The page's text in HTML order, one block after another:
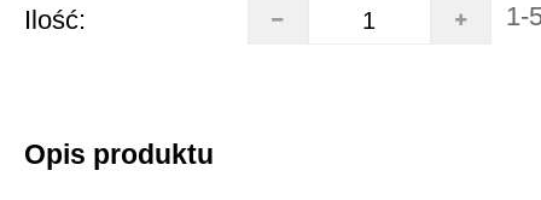
Ilość: 1-
Opis produktu